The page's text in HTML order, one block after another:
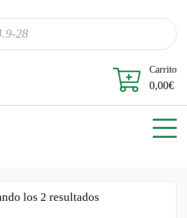
Carrito
0,00€
los 2 resultados